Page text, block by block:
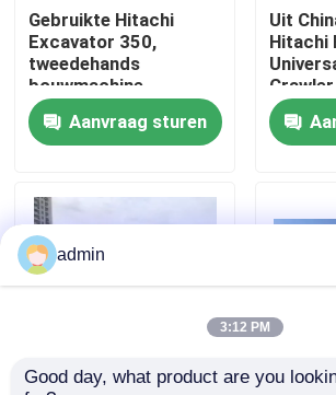
Fabriekstocht
Kwaliteitscontrole
Vraag een offerte
Wegenbouwmachines
Gebruikte bouwmachines
Gebruikte Hitachi
Excavator 350,
tweedehands
bouwmachine
Aanvraag sturen
Uit
Hitachi
admin
3:12 PM
Good day, what product are you